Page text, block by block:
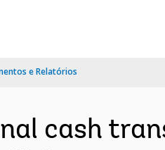
e Relatórios
cash